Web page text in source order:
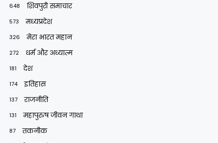
648 शिवपुरी समाचार
573 मध्यप्रदेश
326 मेरा भारत महान
272 धर्म और अध्यात्म
181 देश
174 इतिहास
137 राजनीति
131 महापुरुष जीवन गाथा
87 तकनीक